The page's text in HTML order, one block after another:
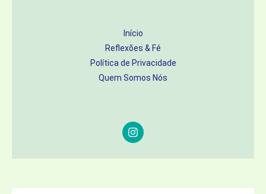
Início
Reflexões & Fé
Política de Privacidade
Quem Somos Nós